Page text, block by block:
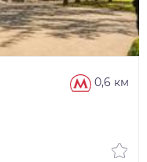
0,6 км